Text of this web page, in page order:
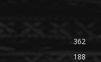
362
188